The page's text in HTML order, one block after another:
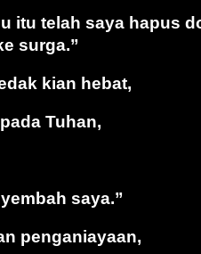
itu telah saya hapus
surga.”
kian hebat,
Tuhan,
saya.”
penganiayaan,